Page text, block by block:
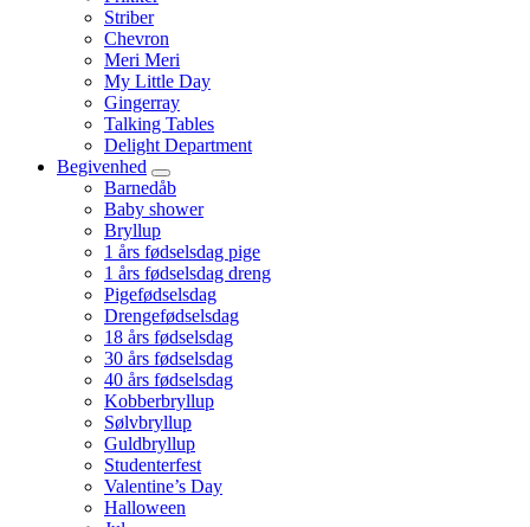
Striber
Chevron
Meri Meri
My Little Day
Gingerray
Talking Tables
Delight Department
Begivenhed
Barnedåb
Baby shower
Bryllup
1 års fødselsdag pige
1 års fødselsdag dreng
Pigefødselsdag
Drengefødselsdag
18 års fødselsdag
30 års fødselsdag
40 års fødselsdag
Kobberbryllup
Sølvbryllup
Guldbryllup
Studenterfest
Valentine’s Day
Halloween